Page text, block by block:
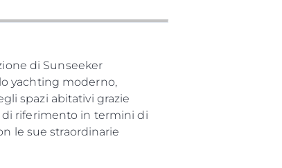
di Sunseeker
yachting moderno,
spazi abitativi grazie
di riferimento in termini di
le sue straordinarie